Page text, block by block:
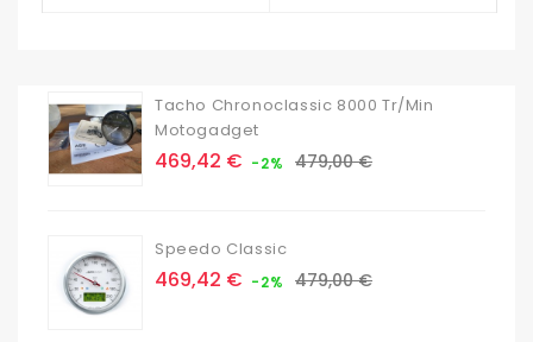
Tacho Chronoclassic 8000 Tr/min
Motogadget
Prix
469,42 € -2% Prix
479,00 €
Speedo Classic
Prix
469,42 € -2% Prix
479,00 €